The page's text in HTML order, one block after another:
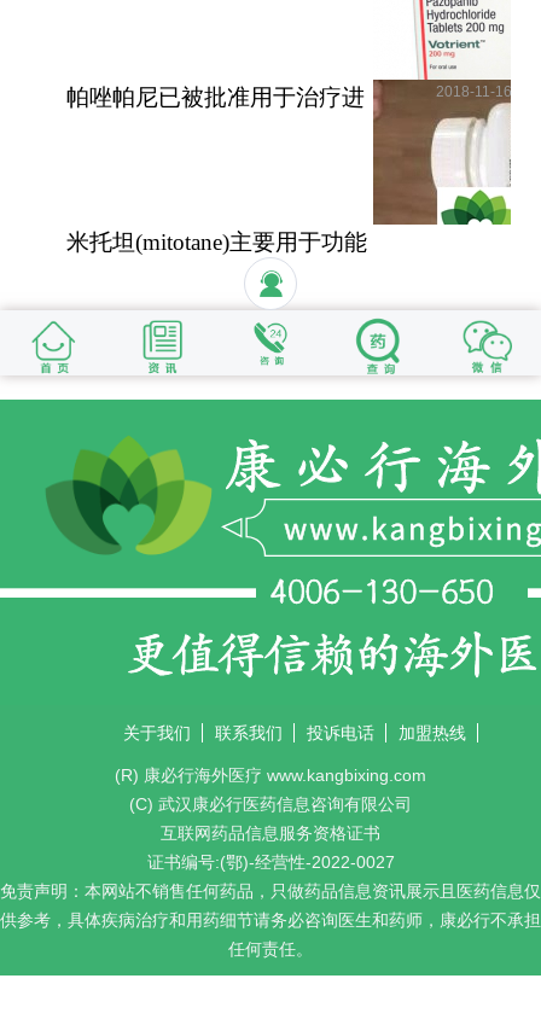
帕唑帕尼已被批准用于治疗进
米托坦(mitotane)主要用于功能
性和无功能性肾上腺
2018-11-16
关于我们 联系我们 投诉电话 加盟热线
(R) 康必行海外医疗 www.kangbixing.com
(C) 武汉康必行医药信息咨询有限公司
互联网药品信息服务资格证书
证书编号:(鄂)-经营性-2022-0027
免责声明：本网站不销售任何药品，只做药品信息资讯展示且医药信息仅
供参考，具体疾病治疗和用药细节请务必咨询医生和药师，康必行不承担
任何责任。